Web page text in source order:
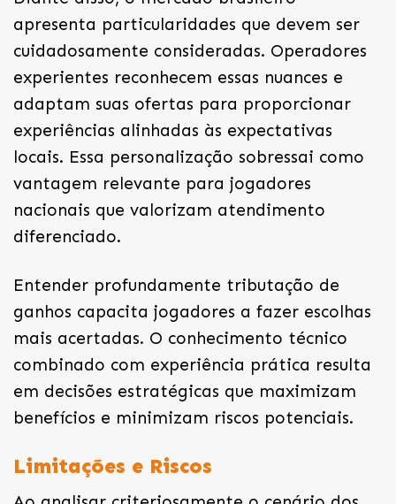
apresenta particularidades que devem ser
cuidadosamente consideradas. Operadores
experientes reconhecem essas nuances e
adaptam suas ofertas para proporcionar
experiências alinhadas às expectativas
locais. Essa personalização sobressai como
vantagem relevante para jogadores
nacionais que valorizam atendimento
diferenciado.
Entender profundamente tributação de
ganhos capacita jogadores a fazer escolhas
mais acertadas. O conhecimento técnico
combinado com experiência prática resulta
em decisões estratégicas que maximizam
benefícios e minimizam riscos potenciais.
Limitações e Riscos